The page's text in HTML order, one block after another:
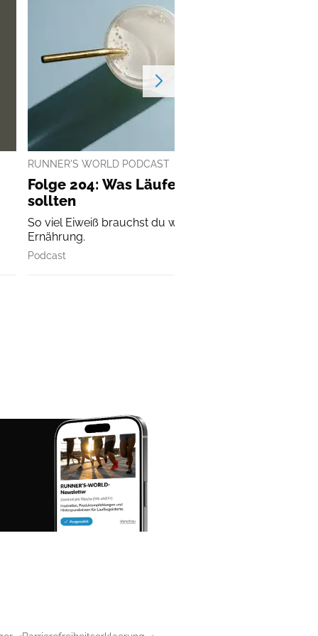
RUNNER'S WORLD PODCAST
Folge 204: Was Läufer über Proteine
sollten
So viel Eiweiß brauchst du wirklich in deiner Läufer-
Ernährung.
Podcast